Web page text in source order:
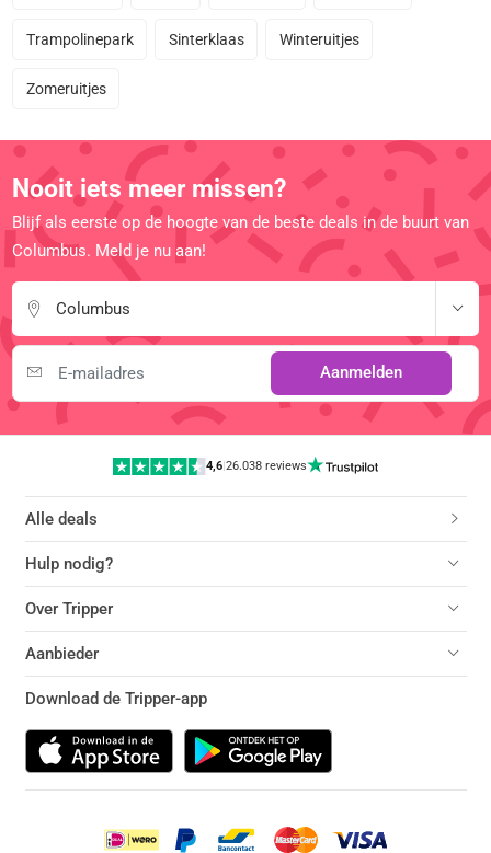
Trampolinepark Sinterklaas Winteruitjes
Zomeruitjes
Nooit iets meer missen?
Blijf als eerste op de hoogte van de beste deals in de buurt van
Columbus. Meld je nu aan!
Columbus
Aanmelden
4,6 |26.038 reviews
Alle deals
Hulp nodig?
Over Tripper
Aanbieder
Download de Tripper-app